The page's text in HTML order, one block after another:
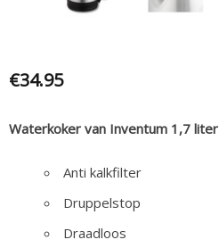
€34.95
Waterkoker van Inventum 1,7 liter
Anti kalkfilter
Druppelstop
Draadloos